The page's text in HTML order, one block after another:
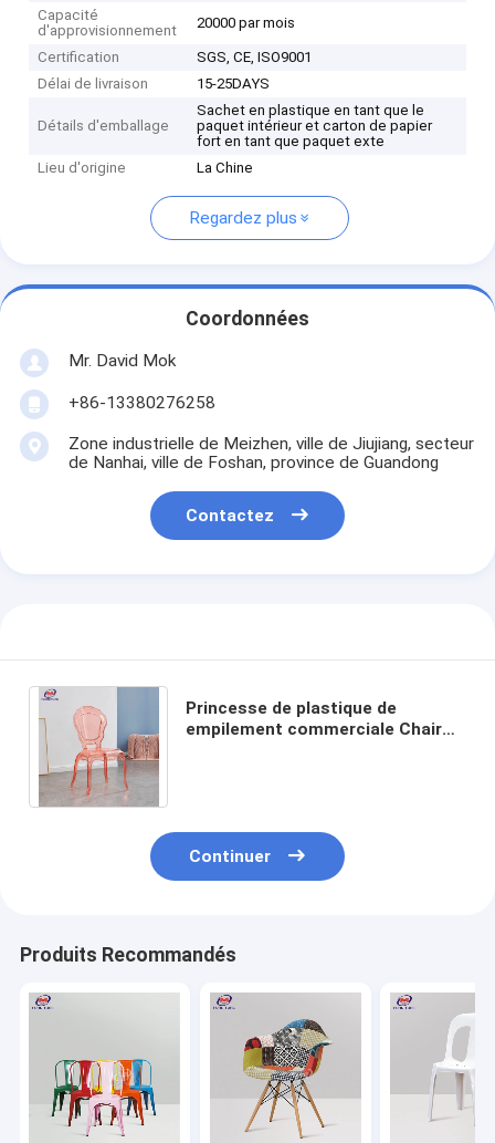
Capacité
d'approvisionnement
20000 par mois
Certification
SGS, CE, ISO9001
Délai de livraison
15-25DAYS
Détails d'emballage
Sachet en plastique en tant que le
paquet intérieur et carton de papier
fort en tant que paquet exte
Lieu d'origine
La Chine
Regardez plus
Coordonnées
Mr. David Mok
+86-13380276258
Zone industrielle de Meizhen, ville de Jiujiang, secteur
de Nanhai, ville de Foshan, province de Guandong
Contactez
Princesse de plastique de
empilement commerciale Chair
Continuer
Produits Recommandés